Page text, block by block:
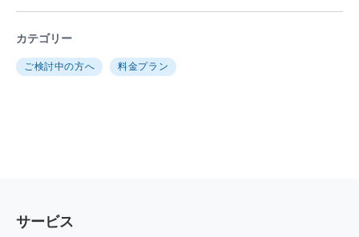
カテゴリー
ご検討中の方へ 料金プラン
サービス